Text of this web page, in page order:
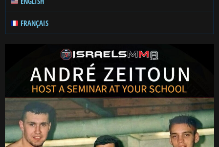
FRANÇAIS